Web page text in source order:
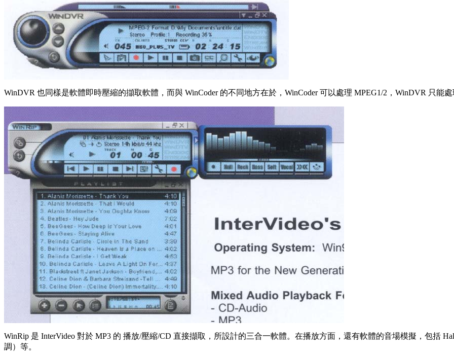
WinDVR 也同樣是軟體即時壓縮的擷取軟體，而與 WinCoder 的不同地方在於，WinCoder 可以處理 MPEG1/2，WinDVR 只能
WinRip 是 InterVideo 對於 MP3 的 播放/壓縮/CD 直接擷取，所設計的三合一軟體。在播放方面，還有軟體的音場模擬，包括
調）等。